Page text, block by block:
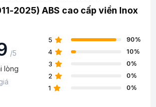
2025) ABS cao cấp viền Inox
/5
lòng
5 90%
4 10%
3 0%
2 0%
1 0%